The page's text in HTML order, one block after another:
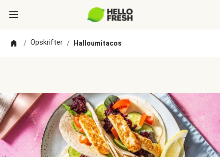
/ Opskrifter / Halloumitacos